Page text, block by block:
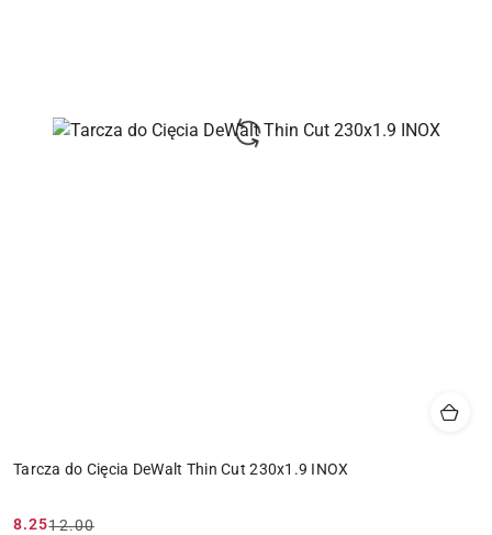
Tarcza do Cięcia DeWalt Thin Cut 230x1.9 INOX
8.2512.00